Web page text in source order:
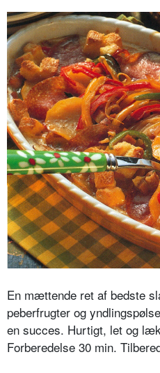
En mættende ret af bedste
peberfrugter og
en succes. Hurtigt, let og
Forberedelse 30 min.